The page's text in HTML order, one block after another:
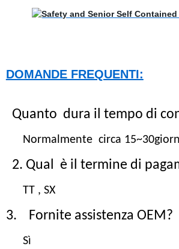
DOMANDE FREQUENTI:
Quanto dura il tempo di
Normalmente circa
2. Qual è il termine di
TT , SX
3. Fornite assistenza OEM?
Sì